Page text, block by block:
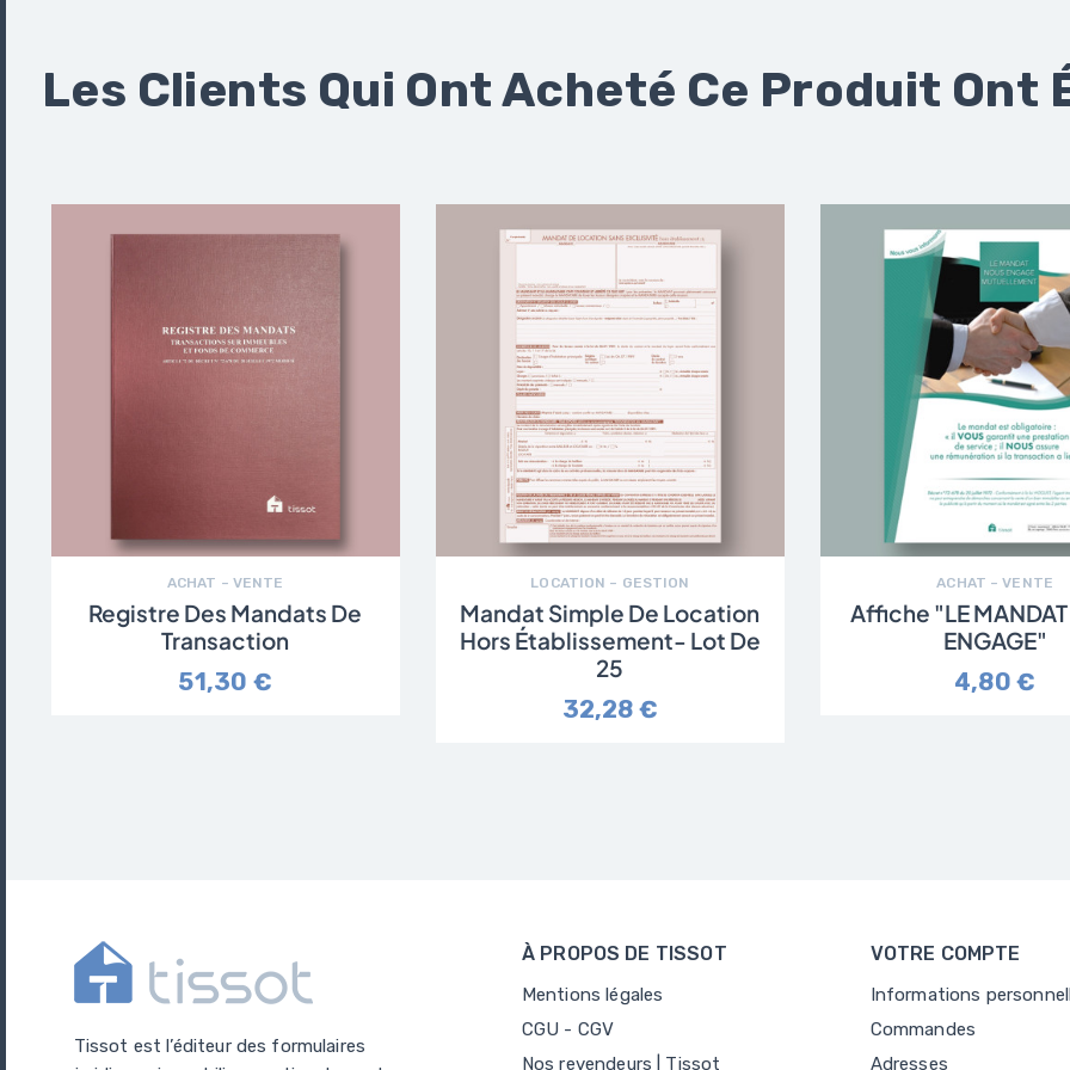
Les Clients Qui Ont Acheté Ce Produit Ont
ACHAT – VENTE
Registre Des Mandats De
Transaction
51,30 €
LOCATION – GESTION
Mandat Simple De Location
Hors Établissement- Lot De
25
32,28 €
ACHAT – VENTE
Affiche "LE
ENGAGE"
4,80 €
Tissot est l’éditeur des formulaires
À PROPOS DE TISSOT
Mentions légales
CGU - CGV
Nos revendeurs | Tissot
VOTRE COMPTE
Informations
Commandes
Adresses